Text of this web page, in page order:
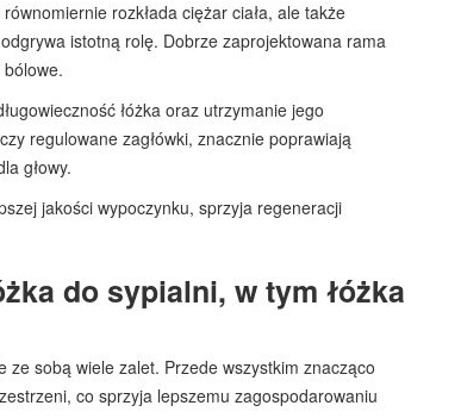
rozkłada ciężar ciała, ale także
istotną rolę. Dobrze zaprojektowana rama
łóżka oraz utrzymanie jego
regulowane zagłówki, znacznie poprawiają
głowy.
jakości wypoczynku, sprzyja regeneracji
do sypialni, w tym łóżka
ze sobą wiele zalet. Przede wszystkim znacząco
co sprzyja lepszemu zagospodarowaniu